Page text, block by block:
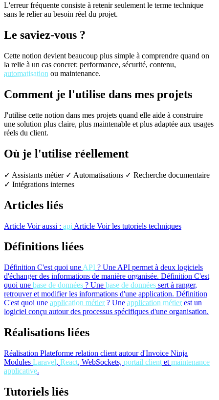
L'erreur fréquente consiste à retenir seulement le terme technique
sans le relier au besoin réel du projet.
Le saviez-vous ?
Cette notion devient beaucoup plus simple à comprendre quand on
la relie à un cas concret: performance, sécurité, contenu,
automatisation ou maintenance.
Comment je l'utilise dans mes projets
J'utilise cette notion dans mes projets quand elle aide à construire
une solution plus claire, plus maintenable et plus adaptée aux usages
réels du client.
Où je l'utilise réellement
✓ Assistants métier ✓ Automatisations ✓ Recherche documentaire
✓ Intégrations internes
Articles liés
Article Voir aussi : api Article Voir les tutoriels techniques
Définitions liées
Définition C'est quoi une API ? Une API permet à deux logiciels
d'échanger des informations de manière organisée. Définition C'est
quoi une base de données ? Une base de données sert à ranger,
retrouver et modifier les informations d'une application. Définition
C'est quoi une application métier? Une application métierest un
logiciel conçu autour des processus spécifiques d'une organisation.
Réalisations liées
Réalisation Plateforme relation client autour d'Invoice Ninja
Modules Laravel, React, WebSockets, portail client et maintenance
applicative.
Tutoriels liés